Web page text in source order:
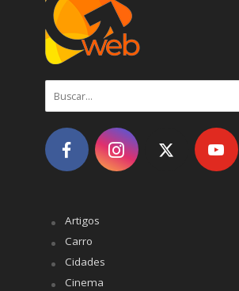
Artigos
Carro
Cidades
Cinema